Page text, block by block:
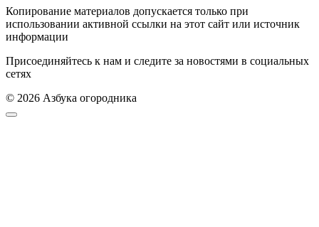
Копирование материалов допускается только при
использовании активной ссылки на этот сайт или источник
информации
Присоединяйтесь к нам и следите за новостями в социальных
сетях
© 2026 Азбука огородника